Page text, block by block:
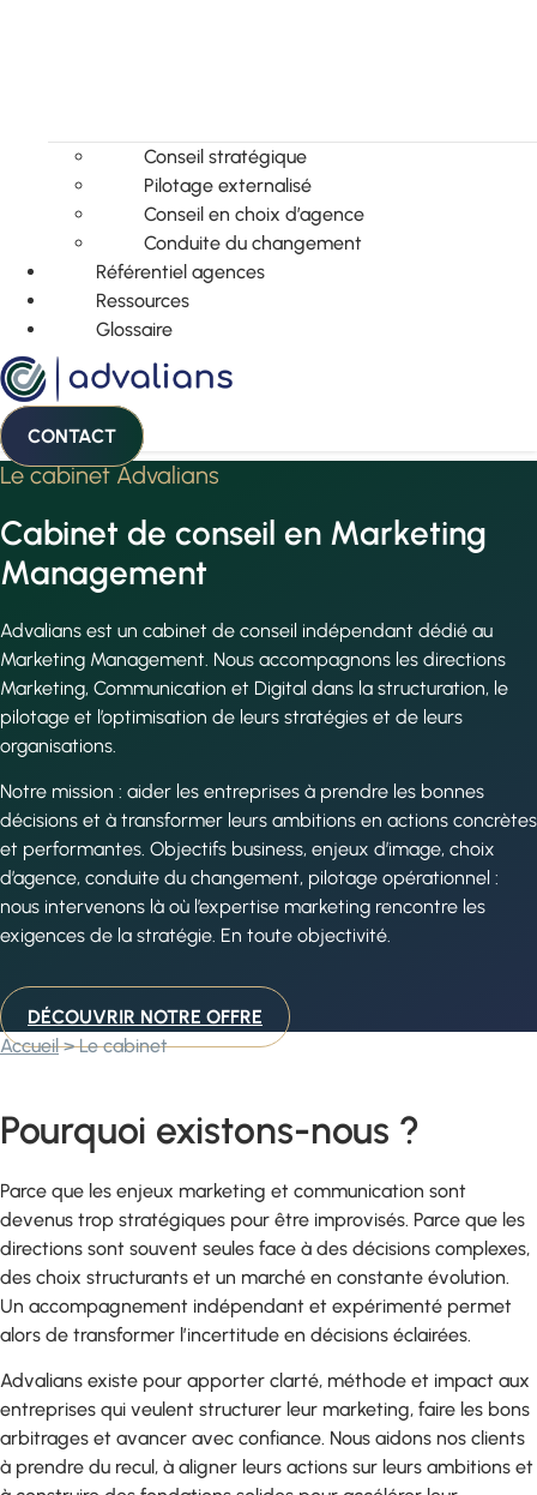
Conseil stratégique
Pilotage externalisé
Conseil en choix d’agence
Conduite du changement
Référentiel agences
Ressources
Glossaire
CONTACT
Le cabinet Advalians
Cabinet de conseil en Marketing
Management
Advalians est un cabinet de conseil indépendant dédié au
Marketing Management. Nous accompagnons les directions
Marketing, Communication et Digital dans la structuration, le
pilotage et l’optimisation de leurs stratégies et de leurs
organisations.
Notre mission : aider les entreprises à prendre les bonnes
décisions et à transformer leurs ambitions en actions concrètes
et performantes. Objectifs business, enjeux d’image, choix
d’agence, conduite du changement, pilotage opérationnel :
nous intervenons là où l’expertise marketing rencontre les
exigences de la stratégie. En toute objectivité.
DÉCOUVRIR NOTRE OFFRE
Accueil>Le cabinet
Pourquoi existons-nous ?
Parce que les enjeux marketing et communication sont
devenus trop stratégiques pour être improvisés. Parce que les
directions sont souvent seules face à des décisions complexes,
des choix structurants et un marché en constante évolution.
Un accompagnement indépendant et expérimenté permet
alors de transformer l’incertitude en décisions éclairées.
Advalians existe pour apporter clarté, méthode et impact aux
entreprises qui veulent structurer leur marketing, faire les bons
arbitrages et avancer avec confiance. Nous aidons nos clients
à prendre du recul, à aligner leurs actions sur leurs ambitions et